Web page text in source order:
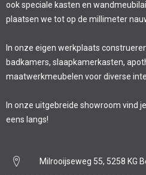
ook speciale kasten en
plaatsen we tot op de millimeter
In onze eigen werkplaats
badkamers, slaapkamerkasten,
maatwerkmeubelen voor diverse
In onze uitgebreide showroom vind
eens langs!
Milrooijseweg 55, 5258 KG